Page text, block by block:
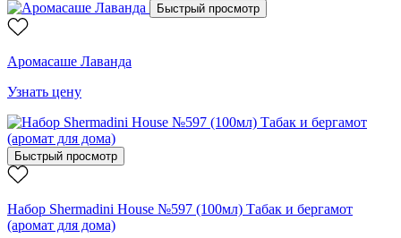
Быстрый просмотр
Аромасаше Лаванда
Узнать цену
Быстрый просмотр
Набор Shermadini House №597 (100мл) Табак и бергамот
(аромат для дома)